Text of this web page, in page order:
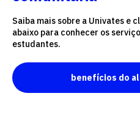
Saiba mais sobre a Univates e
abaixo para conhecer os
estudantes.
benefícios do